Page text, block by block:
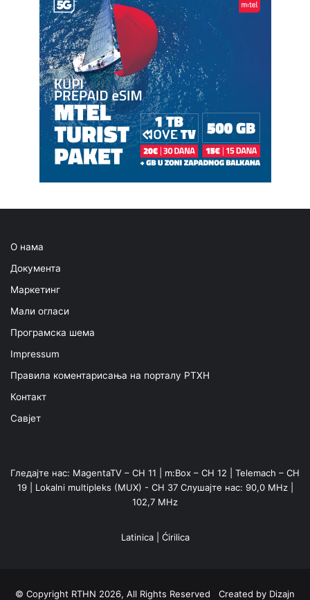
О нама
Документа
Маркетинг
Мали огласи
Програмска шема
Impressum
Правила коментарисања на порталу РТХН
Контакт
Савјет
Гледајте нас: MagentaTV – CH 11 | m:Box – CH 12 | Telemach – CH
19 | Lokalni multipleks (MUX) - CH 37 Слушајте нас: 90,0 MHz |
102,7 MHz
Latinica| Ćirilica
© Copyright RTHN 2026, All Rights Reserved Created by Dizajn